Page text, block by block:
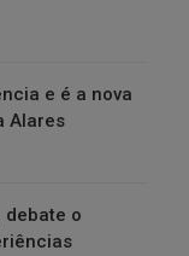
e é a nova
Alares
debate o